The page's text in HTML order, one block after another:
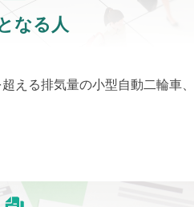
なる人
える排気量の小型自動二輪車